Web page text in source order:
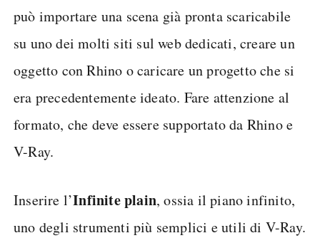
può importare una scena già pronta scaricabile
su uno dei molti siti sul web dedicati, creare un
oggetto con Rhino o caricare un progetto che si
era precedentemente ideato. Fare attenzione al
formato, che deve essere supportato da Rhino e
V-Ray.
Inserire l’Infinite plain, ossia il piano infinito,
uno degli strumenti più semplici e utili di V-Ray.